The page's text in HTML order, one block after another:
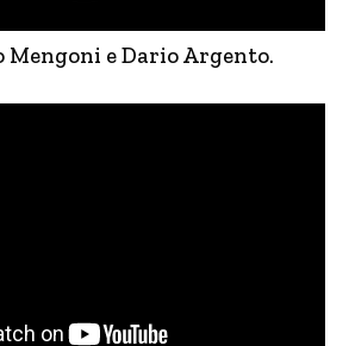
e Dario Argento.